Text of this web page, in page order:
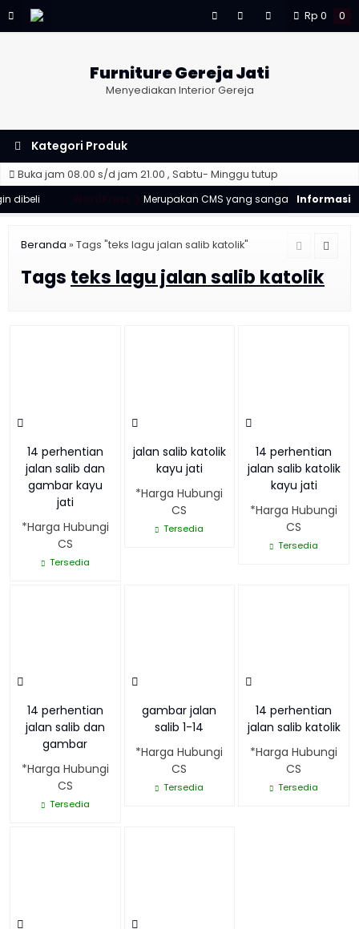
Rp 0 0
Furniture Gereja Jati
Menyediakan Interior Gereja
Kategori Produk
Buka jam 08.00 s/d jam 21.00 , Sabtu- Minggu tutup
dibeli
Merupakan CMS yang sangat populer &
Beranda » Tags "teks lagu jalan salib katolik"
Tags teks lagu jalan salib katolik
14 perhentian
jalan salib dan
gambar kayu
jati
*Harga Hubungi
CS
Tersedia
jalan salib katolik
kayu jati
*Harga Hubungi
CS
Tersedia
14 perhentian
jalan salib katolik
kayu jati
*Harga Hubungi
CS
Tersedia
14 perhentian
jalan salib dan
gambar
*Harga Hubungi
CS
Tersedia
gambar jalan
salib 1-14
*Harga Hubungi
CS
Tersedia
14 perhentian
jalan salib katolik
*Harga Hubungi
CS
Tersedia